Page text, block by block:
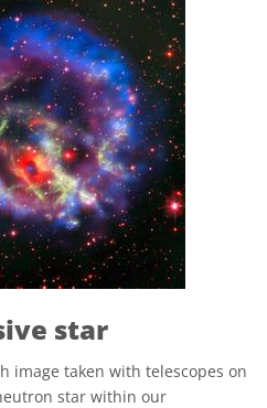
star
image taken with telescopes on
star within our